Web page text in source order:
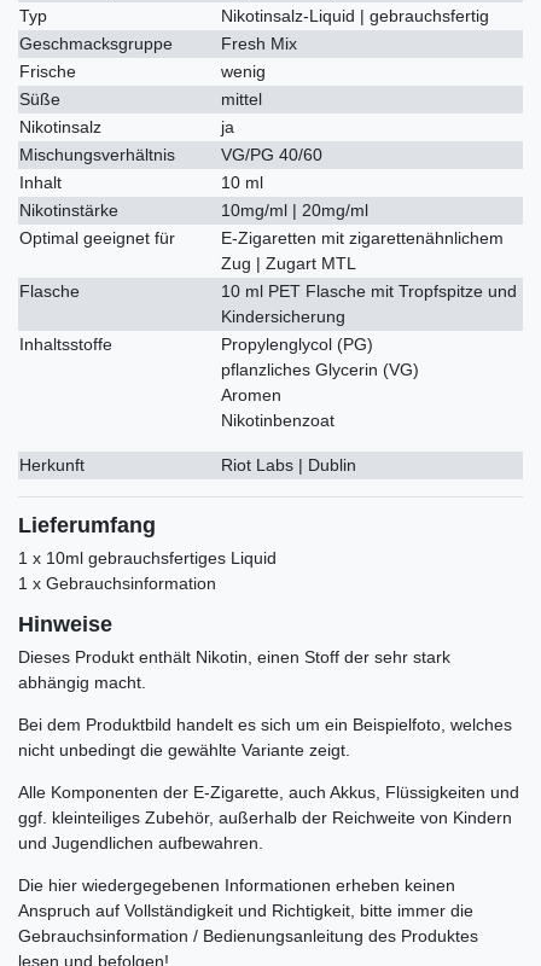
Typ
Nikotinsalz-Liquid | gebrauchsfertig
Geschmacksgruppe
Fresh Mix
Frische
wenig
Süße
mittel
Nikotinsalz
ja
Mischungsverhältnis
VG/PG 40/60
Inhalt
10 ml
Nikotinstärke
10mg/ml | 20mg/ml
Optimal geeignet für
E-Zigaretten mit zigarettenähnlichem
Zug | Zugart MTL
Flasche
10 ml PET Flasche mit Tropfspitze und
Kindersicherung
Inhaltsstoffe
Propylenglycol (PG)
pflanzliches Glycerin (VG)
Aromen
Nikotinbenzoat
Herkunft Riot Labs | Dublin
Lieferumfang
1 x 10ml gebrauchsfertiges Liquid
1 x Gebrauchsinformation
Hinweise
Dieses Produkt enthält Nikotin, einen Stoff der sehr stark
abhängig macht.
Bei dem Produktbild handelt es sich um ein Beispielfoto, welches
nicht unbedingt die gewählte Variante zeigt.
Alle Komponenten der E-Zigarette, auch Akkus, Flüssigkeiten und
ggf. kleinteiliges Zubehör, außerhalb der Reichweite von Kindern
und Jugendlichen aufbewahren.
Die hier wiedergegebenen Informationen erheben keinen
Anspruch auf Vollständigkeit und Richtigkeit, bitte immer die
Gebrauchsinformation / Bedienungsanleitung des Produktes
lesen und befolgen!